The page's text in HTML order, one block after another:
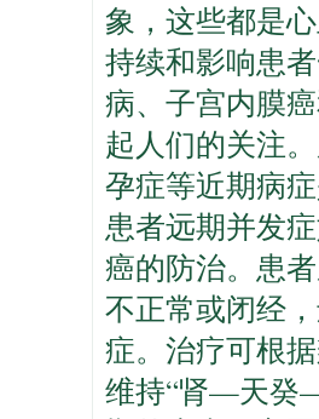
象，这些都是
持续和影响患
病、子宫内膜
起人们的关注
孕症等近期病
患者远期并发
癌的防治。患
不正常或闭经
症。治疗可根
维持“肾—天癸